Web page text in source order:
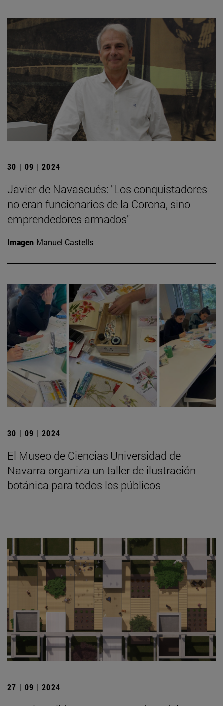
30 | 09 | 2024
Javier de Navascués: "Los conquistadores
no eran funcionarios de la Corona, sino
emprendedores armados"
Imagen Manuel Castells
30 | 09 | 2024
El Museo de Ciencias Universidad de
Navarra organiza un taller de ilustración
botánica para todos los públicos
27 | 09 | 2024